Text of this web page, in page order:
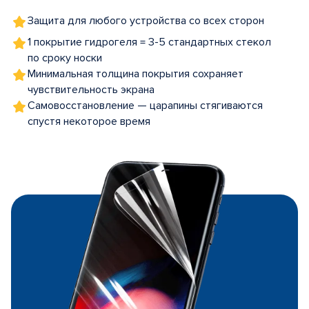
Защита для любого устройства со всех сторон
1 покрытие гидрогеля = 3-5 стандартных стекол
по сроку носки
Минимальная толщина покрытия сохраняет
чувствительность экрана
Самовосстановление — царапины стягиваются
спустя некоторое время